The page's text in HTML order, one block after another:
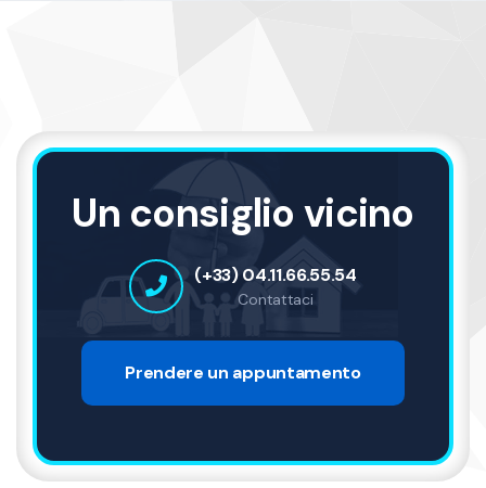
Un consiglio vicino
(+33) 04.11.66.55.54
Contattaci
Prendere un appuntamento